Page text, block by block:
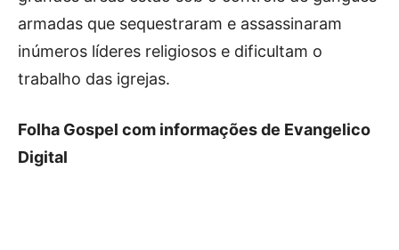
armadas que sequestraram e assassinaram
inúmeros líderes religiosos e dificultam o
trabalho das igrejas.
Folha Gospel com informações de Evangelico
Digital